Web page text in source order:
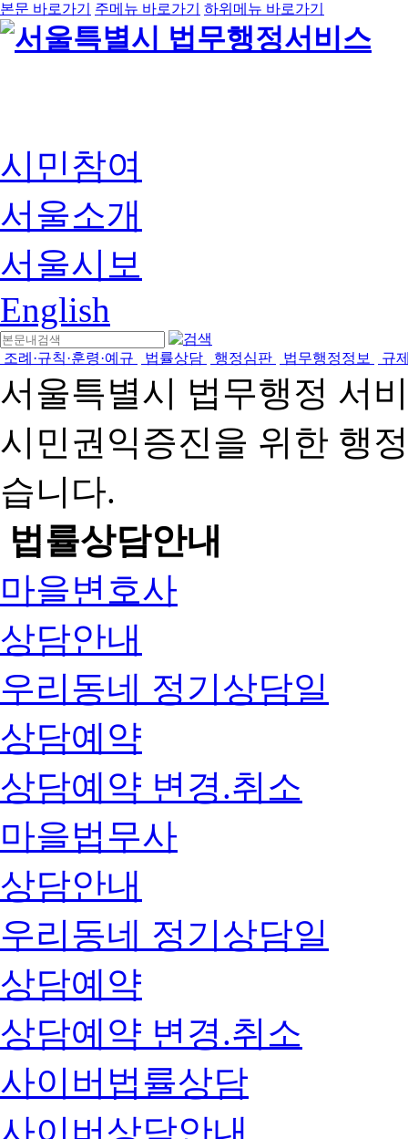
본문 바로가기 주메뉴 바로가기 하위메뉴 바로가기
시민참여
서울소개
서울시보
English
조례·규칙·훈령·예규 법률상담 행정심판 법무행정정보 규
서울특별시 법무행정 서
시민권익증진을 위한 행
습니다.
법률상담안내
마을변호사
상담안내
우리동네 정기상담일
상담예약
상담예약 변경.취소
마을법무사
상담안내
우리동네 정기상담일
상담예약
상담예약 변경.취소
사이버법률상담